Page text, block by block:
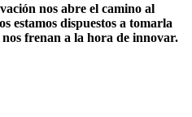
nos abre el camino al
estamos dispuestos a tomarla
frenan a la hora de innovar.